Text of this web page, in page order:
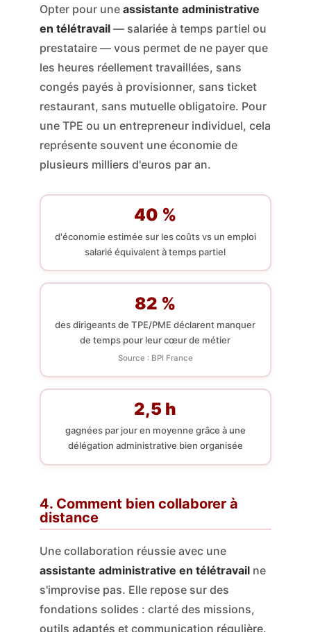
Opter pour une assistante administrative
en télétravail— salariée à temps partiel ou
prestataire — vous permet de ne payer que
les heures réellement travaillées, sans
congés payés à provisionner, sans ticket
restaurant, sans mutuelle obligatoire. Pour
une TPE ou un entrepreneur individuel, cela
représente souvent une économie de
plusieurs milliers d'euros par an.
40 %
d'économie estimée sur les coûts vs un emploi
salarié équivalent à temps partiel
82 %
des dirigeants de TPE/PME déclarent manquer
de temps pour leur cœur de métier
Source : BPI France
2,5 h
gagnées par jour en moyenne grâce à une
délégation administrative bien organisée
4. Comment bien collaborer à
distance
Une collaboration réussie avec une
assistante administrative en télétravailne
s'improvise pas. Elle repose sur des
fondations solides : clarté des missions,
outils adaptés et communication régulière.